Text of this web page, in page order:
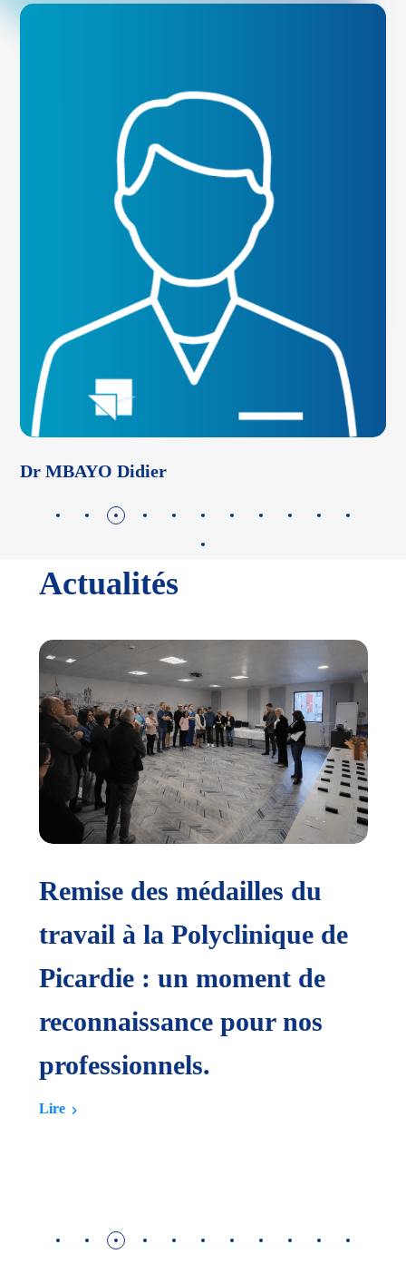
Dr LEGROS Mylène
Actualités
Mars Bleu : une journée de
sensibilisation réussie à la
Polyclinique de Picardie
Lire